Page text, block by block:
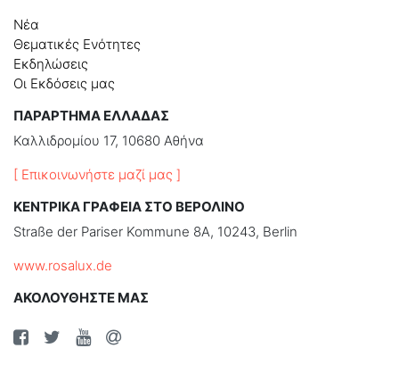
Νέα
Θεματικές Ενότητες
Εκδηλώσεις
Οι Εκδόσεις μας
ΠΑΡΑΡΤΗΜΑ ΕΛΛΑΔΑΣ
Καλλιδρομίου 17, 10680 Αθήνα
[ Επικοινωνήστε μαζί μας ]
ΚΕΝΤΡΙΚΑ ΓΡΑΦΕΙΑ ΣΤΟ ΒΕΡΟΛΙΝΟ
Straße der Pariser Kommune 8A, 10243, Berlin
www.rosalux.de
ΑΚΟΛΟΥΘΗΣΤΕ ΜΑΣ